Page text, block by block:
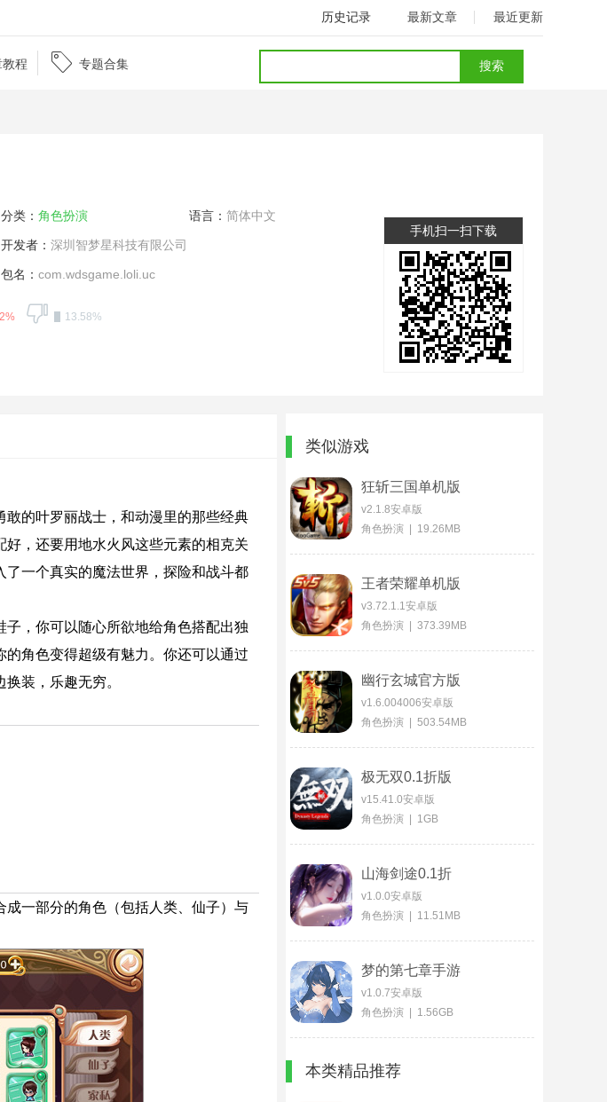
历史记录 最新文章 最近更新
程  专题合集
分类： 角色扮演 语言： 简体中文
开发者： 深圳智梦星科技有限公司
包名： com.wdsgame.loli.uc
13.58%
手机扫一扫下载
的叶罗丽战士，和动漫里的那些经典
，还要用地水火风这些元素的相克关
一个真实的魔法世界，探险和战斗都
，你可以随心所欲地给角色搭配出独
角色变得超级有魅力。你还可以通过
装，乐趣无穷。
一部分的角色（包括人类、仙子）与
类似游戏
狂斩三国单机版
v2.1.8安卓版
角色扮演 | 19.26MB
王者荣耀单机版
v3.72.1.1安卓版
角色扮演 | 373.39MB
幽行玄城官方版
v1.6.004006安卓版
角色扮演 | 503.54MB
极无双0.1折版
v15.41.0安卓版
角色扮演 | 1GB
山海剑途0.1折
v1.0.0安卓版
角色扮演 | 11.51MB
梦的第七章手游
v1.0.7安卓版
角色扮演 | 1.56GB
本类精品推荐